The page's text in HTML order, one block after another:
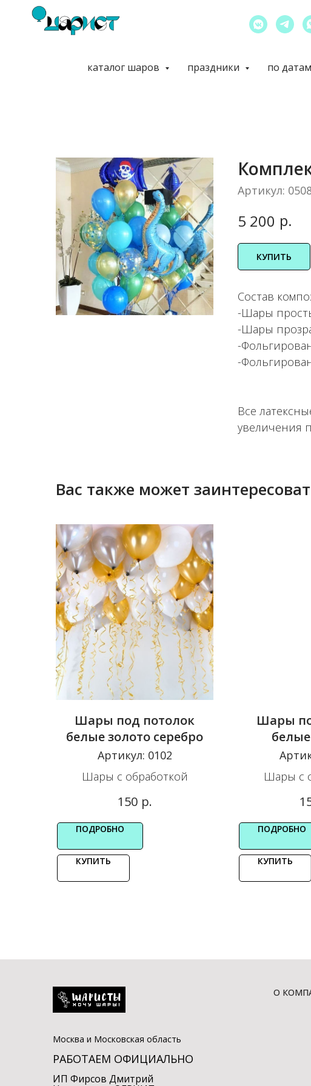
каталог шаров праздники по датам
Артикул:
5 200 р.
КУПИТЬ
Состав
-Шары
-Шары
-
-
Все
увеличения
Вас также может
Шары под потолок
белые золото серебро
Артикул: 0102
Шары с обработкой
150 р.
ПОДРОБНО
КУПИТЬ
Шары
Шары с
ПОДРОБНО
КУПИТЬ
Москва и Московская область
РАБОТАЕМ ОФИЦИАЛЬНО
ИП Фирсов Дмитрий
О